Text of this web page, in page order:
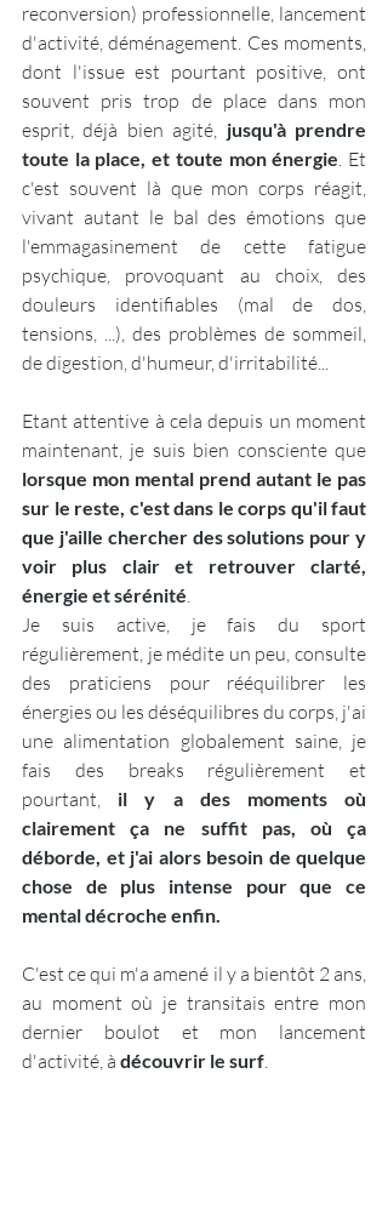
reconversion) professionnelle, lancement
d'activité, déménagement. Ces moments,
dont l'issue est pourtant positive, ont
souvent pris trop de place dans mon
esprit, déjà bien agité, jusqu'à prendre
toute la place, et toute mon énergie. Et
c'est souvent là que mon corps réagit,
vivant autant le bal des émotions que
l'emmagasinement de cette fatigue
psychique, provoquant au choix, des
douleurs identifiables (mal de dos,
tensions, ...), des problèmes de sommeil,
de digestion, d'humeur, d'irritabilité...
Etant attentive à cela depuis un moment
lorsque mon mental prend autant le pas
sur le reste, c'est dans le corps qu'il faut
que j'aille chercher des solutions pour y
voir plus clair et retrouver clarté,
énergie et sérénité.
Je suis active, je fais du sport
régulièrement, je médite un peu, consulte
des praticiens pour rééquilibrer les
énergies ou les déséquilibres du corps, j'ai
une alimentation globalement saine, je
fais des breaks régulièrement et
pourtant, il y a des moments où
clairement ça ne suffit pas, où ça
déborde, et j'ai alors besoin de quelque
chose de plus intense pour que ce
mental décroche enfin.
C'est ce qui m'a amené il y a bientôt 2 ans,
au moment où je transitais entre mon
dernier boulot et mon lancement
d'activité, à découvrir le surf.